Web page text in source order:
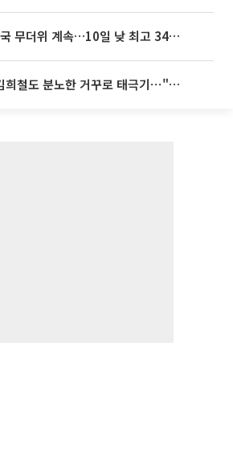
[내일 날씨] 전국 무더위 계속…10일 낮 최고 34도 육박
서경덕 교수, 김희철도 분노한 거꾸로 태극기⋯"엉터리는 아냐, 아쉬울 뿐"